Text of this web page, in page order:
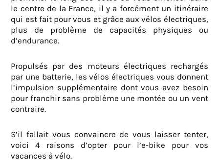
le centre de la France, il y a forcément un itinéraire
qui est fait pour vous et grâce aux vélos électriques,
plus de problème de capacités physiques ou
d’endurance.
Propulsés par des moteurs électriques rechargés
par une batterie, les vélos électriques vous donnent
l’impulsion supplémentaire dont vous avez besoin
pour franchir sans problème une montée ou un vent
contraire.
S’il fallait vous convaincre de vous laisser tenter,
voici 4 raisons d’opter pour l’e-bike pour vos
vacances à vélo.